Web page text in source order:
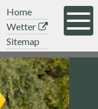
Topnavigation
Home
Wetter
Sitemap